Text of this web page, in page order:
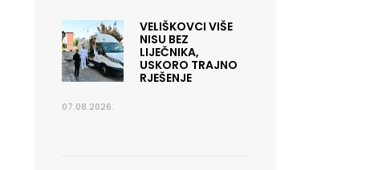
VELIŠKOVCI VIŠE
NISU BEZ
LIJEČNIKA,
USKORO TRAJNO
RJEŠENJE
07.08.2026.